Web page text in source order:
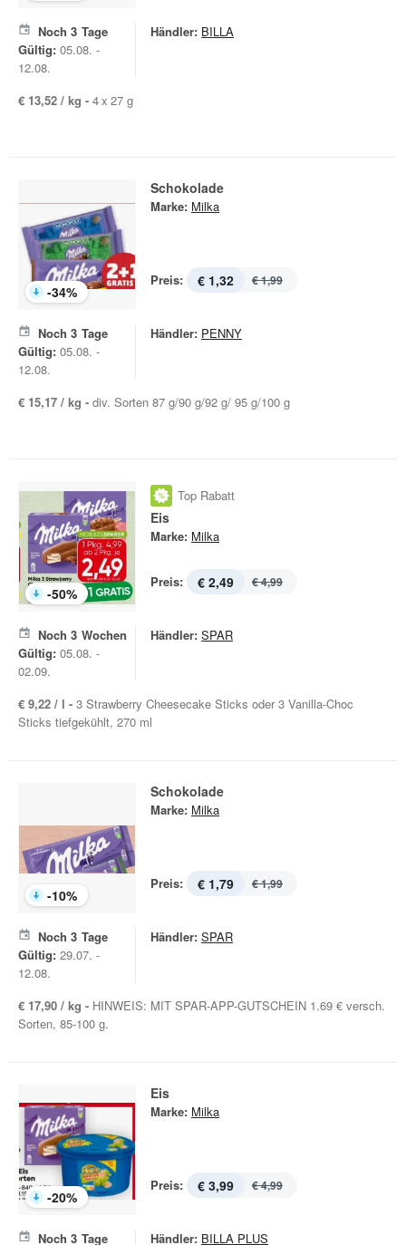
Noch 3 Tage
Gültig: 05.08. -
12.08.
Händler: BILLA
€ 13,52 / kg - 4 x 27 g
-34%
Schokolade
Marke: Milka
Preis: € 1,32 € 1,99
Noch 3 Tage
Gültig: 05.08. -
12.08.
Händler: PENNY
€ 15,17 / kg - div. Sorten 87 g/90 g/92 g/ 95 g/100 g
-50%
Top Rabatt
Eis
Marke: Milka
Preis: € 2,49 € 4,99
Noch 3 Wochen
Gültig: 05.08. -
02.09.
Händler: SPAR
€ 9,22 / l - 3 Strawberry Cheesecake Sticks oder 3 Vanilla-Choc
Sticks tiefgekühlt, 270 ml
-10%
Schokolade
Marke: Milka
Preis: € 1,79 € 1,99
Noch 3 Tage
Gültig: 29.07. -
12.08.
Händler: SPAR
€ 17,90 / kg - HINWEIS: MIT SPAR-APP-GUTSCHEIN 1.69 € versch.
Sorten, 85-100 g.
-20%
Eis
Marke: Milka
Preis: € 3,99 € 4,99
Noch 3 Tage Händler: BILLA PLUS